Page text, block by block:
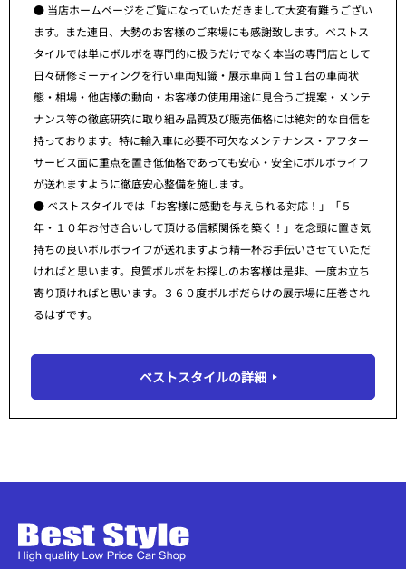
● 当店ホームページをご覧になっていただきまして大変有難うござい
ます。また連日、大勢のお客様のご来場にも感謝致します。ベストス
タイルでは単にボルボを専門的に扱うだけでなく本当の専門店として
日々研修ミーティングを行い車両知識・展示車両１台１台の車両状
態・相場・他店様の動向・お客様の使用用途に見合うご提案・メンテ
ナンス等の徹底研究に取り組み品質及び販売価格には絶対的な自信を
持っております。特に輸入車に必要不可欠なメンテナンス・アフター
サービス面に重点を置き低価格であっても安心・安全にボルボライフ
が送れますように徹底安心整備を施します。
● ベストスタイルでは「お客様に感動を与えられる対応！」「５
年・１０年お付き合いして頂ける信頼関係を築く！」を念頭に置き気
持ちの良いボルボライフが送れますよう精一杯お手伝いさせていただ
ければと思います。良質ボルボをお探しのお客様は是非、一度お立ち
寄り頂ければと思います。３６０度ボルボだらけの展示場に圧巻され
るはずです。
ベストスタイルの詳細